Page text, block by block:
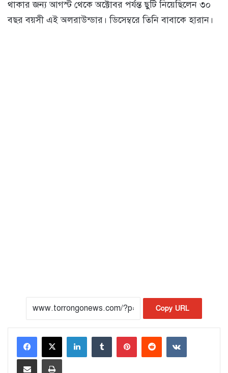
থাকার জন্য আগস্ট থেকে অক্টোবর পর্যন্ত ছুটি নিয়েছিলেন ৩০
বছর বয়সী এই অলরাউন্ডার। ডিসেম্বরে তিনি বাবাকে হারান।
Copy URL
LinkedIn